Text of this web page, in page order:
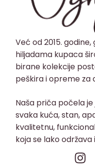
Već od 2015.
hiljadama kupaca
birane kolekcije
peškira i opreme za
Naša priča počela
svaka kuća, stan,
kvalitetnu,
koja se lako održava